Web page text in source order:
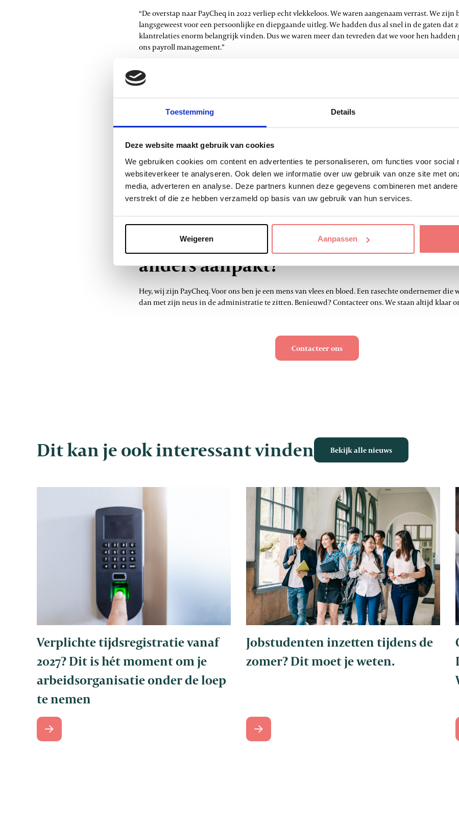
Toestemming Details
Deze website maakt gebruik van cookies
We gebruiken cookies om content en advertenties te personaliseren, om functies voor social
websiteverkeer te analyseren. Ook delen we informatie over uw gebruik van onze site met
media, adverteren en analyse. Deze partners kunnen deze gegevens combineren met
verstrekt of die ze hebben verzameld op basis van uw gebruik van hun services.
Weigeren Aanpassen
“De overstap naar PayCheq in 2022 verliep echt vlekkeloos. We waren aangenaam verrast. We
langsgeweest voor een persoonlijke en diepgaande uitleg. We hadden dus al snel in de gaten dat
klantrelaties enorm belangrijk vinden. Dus we waren meer dan tevreden dat we voor hen hadden
ons payroll management.”
“Bij PayCheq gaan ze altijd dat stapje verder, en dat merken we. Of het nu gaat om het uitvoeren
snel en proactief aanreiken van oplossingen die onze processen vereenvoudigen, we voelen ons
PayCheq heeft de toon gezet
“Als je als bedrijf op zoek bent naar een partner die niet alleen uitblinkt in het vak, maar ook een
dan moet je bij PayCheq zijn. We hebben ze dus ook al regelmatig aanbevolen, want wij vinden
hebben de lat bij ons alvast hoog gelegd voor andere partnerschappen.”
Op zoek naar een sociaal secretariaat
anders aanpakt?
Hey, wij zijn PayCheq. Voor ons ben je een mens van vlees en bloed. Een rasechte ondernemer die
dan met zijn neus in de administratie te zitten. Benieuwd? Contacteer ons. We staan altijd klaar
Contacteer ons
Dit kan je ook interessant vinden Bekijk alle nieuws
Verplichte tijdsregistratie vanaf
2027? Dit is hét moment om je
arbeidsorganisatie onder de loep
te nemen
Jobstudenten inzetten tijdens de
zomer? Dit moet je weten.